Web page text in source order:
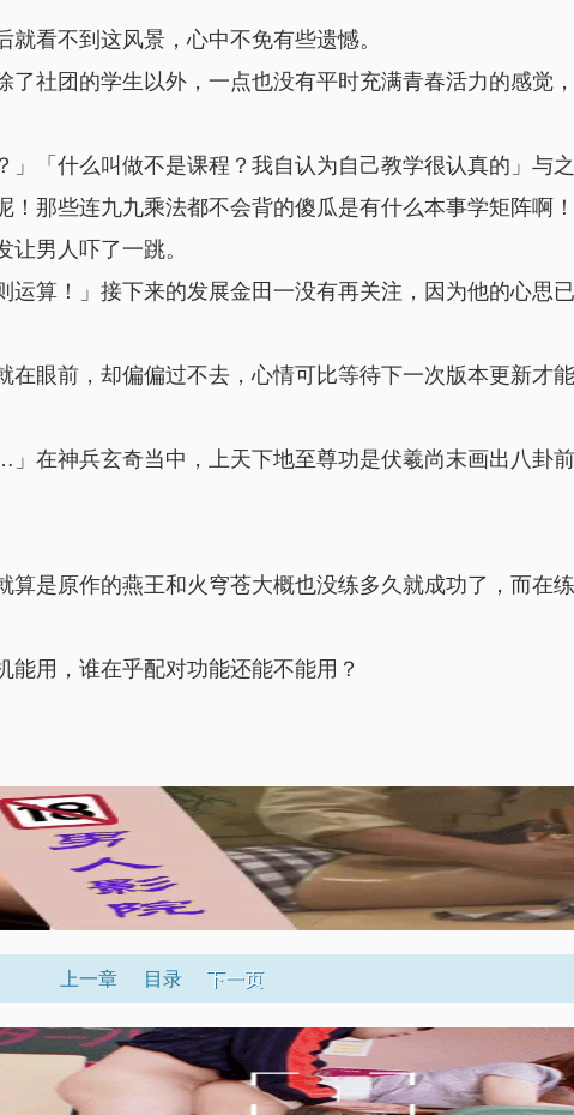
看不到这风景，心中不免有些遗憾。
了社团的学生以外，一点也没有平时充满青春活力的感觉
「什么叫做不是课程？我自认为自己教学很认真的」与
！那些连九九乘法都不会背的傻瓜是有什么本事学矩阵啊
男人吓了一跳。
运算！」接下来的发展金田一没有再关注，因为他的心思
眼前，却偏偏过不去，心情可比等待下一次版本更新才能
在神兵玄奇当中，上天下地至尊功是伏羲尚末画出八卦
是原作的燕王和火穹苍大概也没练多久就成功了，而在
用，谁在乎配对功能还能不能用？
上一章 目录 下一页